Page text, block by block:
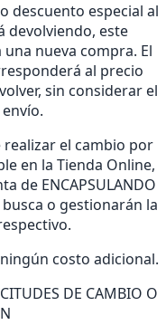
descuento especial al
devolviendo, este
nueva compra. El
al precio
sin considerar el
realizar el cambio por
en la Tienda Online,
de ENCAPSULANDO
o gestionarán la
costo adicional.
DE CAMBIO O